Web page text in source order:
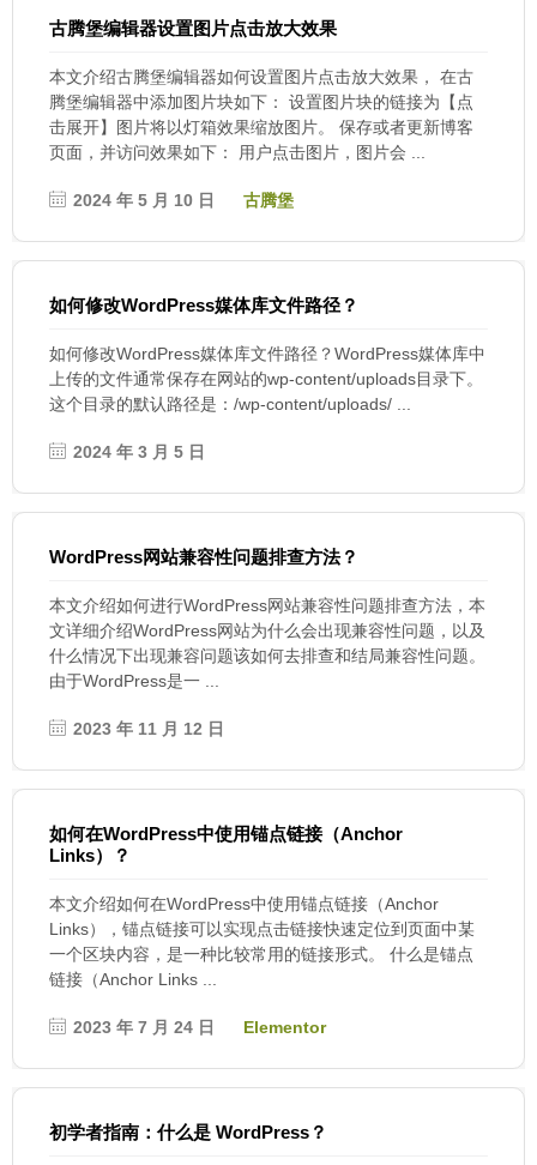
古腾堡编辑器设置图片点击放大效果
本文介绍古腾堡编辑器如何设置图片点击放大效果， 在古
腾堡编辑器中添加图片块如下： 设置图片块的链接为【点
击展开】图片将以灯箱效果缩放图片。 保存或者更新博客
页面，并访问效果如下： 用户点击图片，图片会 ...
2024 年 5 月 10 日 古腾堡
如何修改WordPress媒体库文件路径？
如何修改WordPress媒体库文件路径？WordPress媒体库中
上传的文件通常保存在网站的wp-content/uploads目录下。
这个目录的默认路径是：/wp-content/uploads/ ...
2024 年 3 月 5 日
WordPress网站兼容性问题排查方法？
本文介绍如何进行WordPress网站兼容性问题排查方法，本
文详细介绍WordPress网站为什么会出现兼容性问题，以及
什么情况下出现兼容问题该如何去排查和结局兼容性问题。
由于WordPress是一 ...
2023 年 11 月 12 日
如何在WordPress中使用锚点链接（Anchor
Links）？
本文介绍如何在WordPress中使用锚点链接（Anchor
Links），锚点链接可以实现点击链接快速定位到页面中某
一个区块内容，是一种比较常用的链接形式。 什么是锚点
链接（Anchor Links ...
2023 年 7 月 24 日 Elementor
初学者指南：什么是 WordPress？